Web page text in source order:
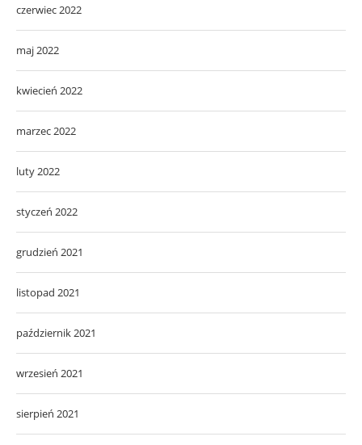
czerwiec 2022
maj 2022
kwiecień 2022
marzec 2022
luty 2022
styczeń 2022
grudzień 2021
listopad 2021
październik 2021
wrzesień 2021
sierpień 2021